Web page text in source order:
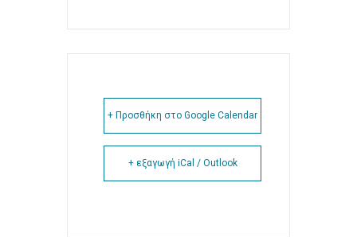
+ Προσθήκη στο Google Calendar
+ εξαγωγή iCal / Outlook